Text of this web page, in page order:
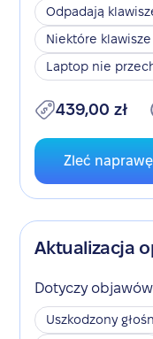
Odpadają
Niektóre
Laptop nie
439,00 zł
Zleć naprawę
Aktualizacja
Dotyczy objawów
Uszkodzony